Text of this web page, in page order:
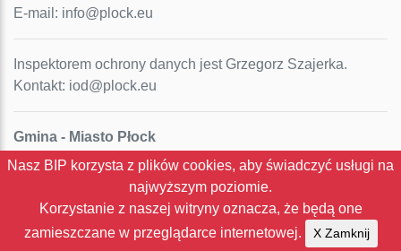
E-mail: info@plock.eu
Inspektorem ochrony danych jest Grzegorz Szajerka.
Kontakt: iod@plock.eu
Gmina - Miasto Płock
Pl. Stary Rynek 1
NIP: 774-31-35-712
Nasz BIP korzysta z plików cookies, aby świadczyć usługi na
najwyższym poziomie.
Korzystanie z naszej witryny oznacza, że będą one
zamieszczane w przeglądarce internetowej.
X Zamknij